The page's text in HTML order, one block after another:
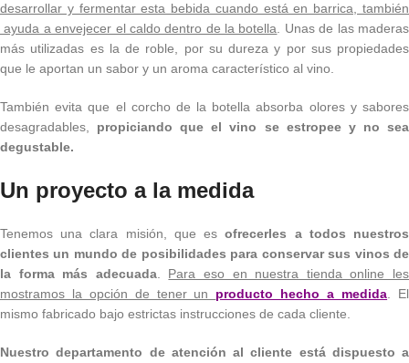
desarrollar y fermentar esta bebida cuando está en barrica, también
ayuda a envejecer el caldo dentro de la botella . Unas de las maderas
más utilizadas es la de roble, por su dureza y por sus propiedades
que le aportan un sabor y un aroma característico al vino.
También evita que el corcho de la botella absorba olores y sabores
desagradables,
propiciando que el vino se estropee y no sea
degustable.
Un proyecto a la medida
Tenemos una clara misión, que esofrecerles a todos nuestros
clientes un mundo de posibilidades para conservar sus vinos de
la forma más adecuada. Para eso en nuestra tienda online les
mostramos la opción de tener un producto hecho a medida . El
mismo fabricado bajo estrictas instrucciones de cada cliente.
Nuestro departamento de atención al cliente está dispuesto a